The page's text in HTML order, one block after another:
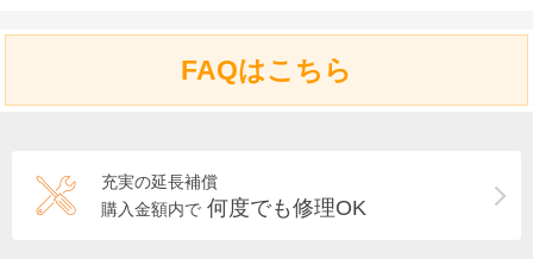
FAQはこちら
充実の延長補償
購入金額内で 何度でも修理OK